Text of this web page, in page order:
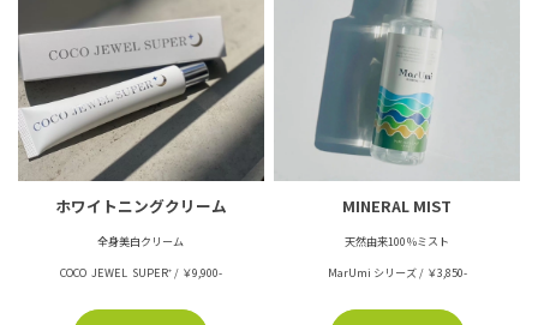
ホワイトニングクリーム
全身美白クリーム
COCO JEWEL SUPER⁺ / ￥9,900-
MINERAL MIST
天然由来100％ミスト
MarUmi シリーズ / ￥3,850-